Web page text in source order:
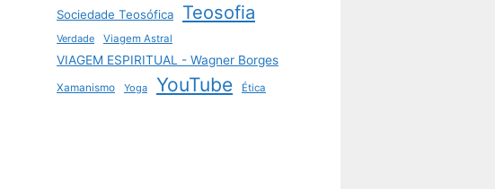
Sociedade Teosófica Teosofia
Verdade Viagem Astral
VIAGEM ESPIRITUAL - Wagner Borges
Xamanismo Yoga YouTube Ética